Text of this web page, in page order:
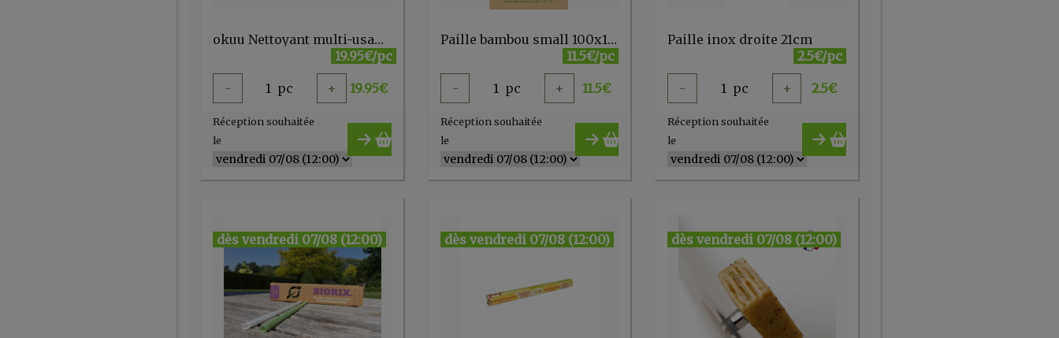
okuu Nettoyant multi-usages - recharge(6 perles)
19.95€/pc
- 1 pc + 19.95€
Réception souhaitée
le
Paille bambou small 100x12cm
11.5€/pc
- 1 pc + 11.5€
Réception souhaitée
le
Paille inox droite 21cm
2.5€/pc
- 1 pc + 2.5€
Réception souhaitée
le
dès vendredi 07/08 (12:00) dès vendredi 07/08 (12:00) dès vendredi 07/08 (12:00)